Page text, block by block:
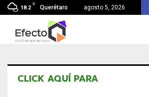
18.2
C
Querétaro agosto 5, 2026
Lanzan playeras de Ricardo Astudillo a la…
CLICK AQUÍ PARA